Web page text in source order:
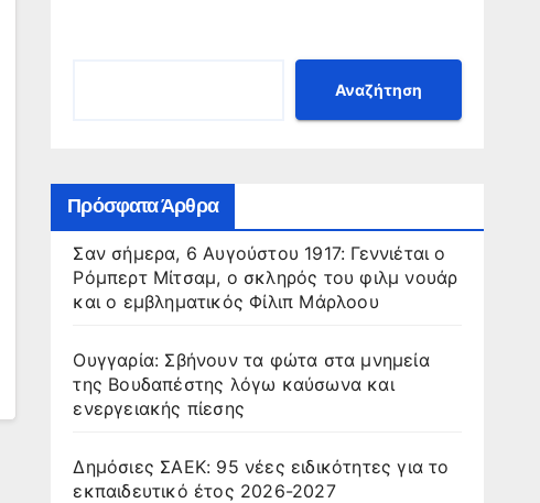
Αναζήτηση
Πρόσφατα Άρθρα
Σαν σήμερα, 6 Αυγούστου 1917: Γεννιέται ο
Ρόμπερτ Μίτσαμ, ο σκληρός του φιλμ νουάρ
και ο εμβληματικός Φίλιπ Μάρλοου
Ουγγαρία: Σβήνουν τα φώτα στα μνημεία
της Βουδαπέστης λόγω καύσωνα και
ενεργειακής πίεσης
Δημόσιες ΣΑΕΚ: 95 νέες ειδικότητες για το
εκπαιδευτικό έτος 2026-2027